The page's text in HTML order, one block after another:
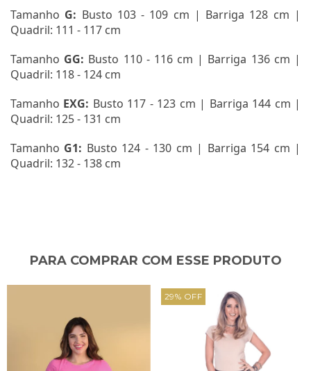
Tamanho G: Busto 103 - 109 cm | Barriga 128 cm |
Quadril: 111 - 117 cm
Tamanho GG: Busto 110 - 116 cm | Barriga 136 cm |
Quadril: 118 - 124 cm
Tamanho EXG: Busto 117 - 123 cm | Barriga 144 cm |
Quadril: 125 - 131 cm
Tamanho G1: Busto 124 - 130 cm | Barriga 154 cm |
Quadril: 132 - 138 cm
PARA COMPRAR COM ESSE PRODUTO
29% OFF